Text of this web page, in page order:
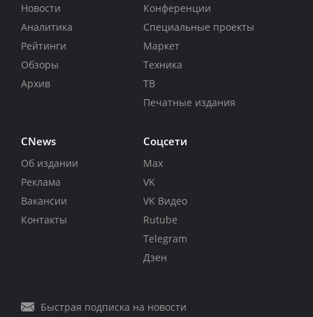
Новости
Аналитика
Рейтинги
Обзоры
Архив
Конференции
Специальные проекты
Маркет
Техника
ТВ
Печатные издания
CNews
Об издании
Реклама
Вакансии
Контакты
Соцсети
Max
VK
VK Видео
Rutube
Telegram
Дзен
Быстрая подписка на новости